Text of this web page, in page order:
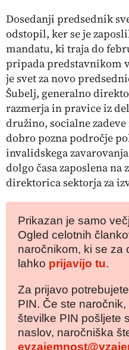
Dosedanji predsednik
odstopil, ker se je
mandatu, ki traja do
pripada predstavnikom
je svet za novo
Šubelj, generalno
razmerja in pravice iz
družino, socialne
dobro pozna področje
invalidskega
dolgo časa zaposlena na
direktorica sektorja za
Prikazan je samo
Ogled celotnih
naročnikom, ki se za
lahko prijavijo tu.
Za prijavo
PIN. Če ste
številke PIN pošljete
naslov, naročniška